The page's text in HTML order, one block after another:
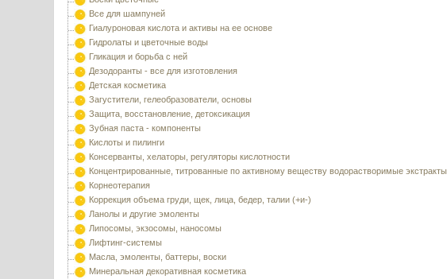
Все для шампуней
Гиалуроновая кислота и активы на ее основе
Гидролаты и цветочные воды
Гликация и борьба с ней
Дезодоранты - все для изготовления
Детская косметика
Загустители, гелеобразователи, основы
Защита, восстановление, детоксикация
Зубная паста - компоненты
Кислоты и пилинги
Консерванты, хелаторы, регуляторы кислотности
Концентрированные, титрованные по активному веществу водорастворимые экстракты
Корнеотерапия
Коррекция объема груди, щек, лица, бедер, талии (+и-)
Ланолы и другие эмоленты
Липосомы, экзосомы, наносомы
Лифтинг-системы
Масла, эмоленты, баттеры, воски
Минеральная декоративная косметика